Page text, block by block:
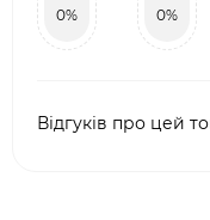
0% 0%
Відгуків про цей